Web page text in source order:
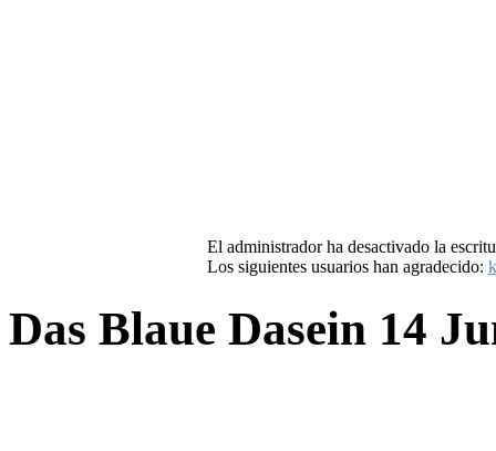
El administrador ha desactivado la
Los siguientes usuarios han agradecido:
Das Blaue Dasein 14